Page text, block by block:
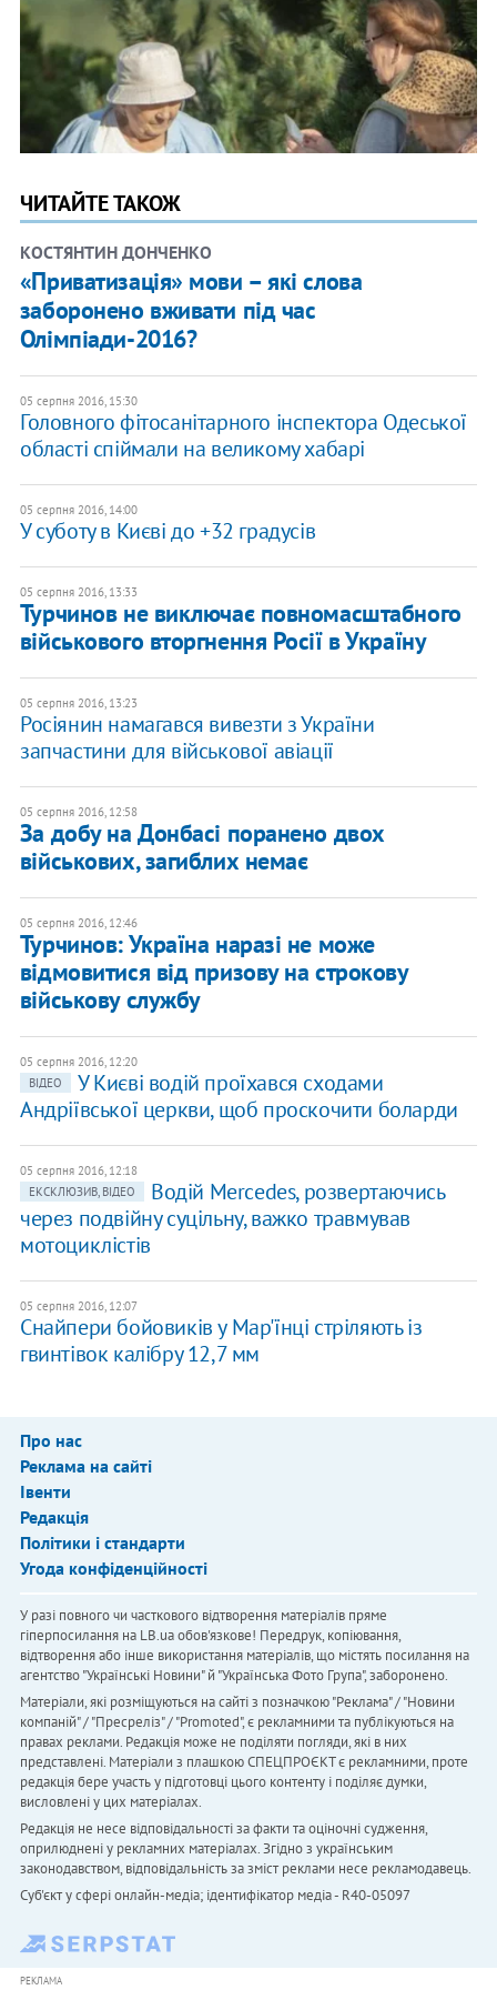
ЧИТАЙТЕ ТАКОЖ
КОСТЯНТИН ДОНЧЕНКО
«Приватизація» мови – які слова
заборонено вживати під час
Олімпіади-2016?
05 серпня 2016, 15:30
Головного фітосанітарного інспектора Одеської
області спіймали на великому хабарі
05 серпня 2016, 14:00
У суботу в Києві до +32 градусів
05 серпня 2016, 13:33
Турчинов не виключає повномасштабного
військового вторгнення Росії в Україну
05 серпня 2016, 13:23
Росіянин намагався вивезти з України
запчастини для військової авіації
05 серпня 2016, 12:58
За добу на Донбасі поранено двох
військових, загиблих немає
05 серпня 2016, 12:46
Турчинов: Україна наразі не може
відмовитися від призову на строкову
військову службу
05 серпня 2016, 12:20
ВІДЕО
У Києві водій проїхався сходами
Андріївської церкви, щоб проскочити боларди
05 серпня 2016, 12:18
ЕКСКЛЮЗИВ, ВІДЕО
Водій Mercedes, розвертаючись
через подвійну суцільну, важко травмував
мотоциклістів
05 серпня 2016, 12:07
Снайпери бойовиків у Мар'їнці стріляють із
гвинтівок калібру 12,7 мм
Про нас
Реклама на сайті
Івенти
Редакція
Політики і стандарти
Угода конфіденційності
У разі повного чи часткового відтворення матеріалів пряме
гіперпосилання на LB.ua обов'язкове! Передрук, копіювання,
відтворення або інше використання матеріалів, що містять посилання на
агентство "Українськi Новини" й "Українська Фото Група", заборонено.
Матеріали, які розміщуються на сайті з позначкою "Реклама" / "Новини
компаній" / "Пресреліз" / "Promoted", є рекламними та публікуються на
правах реклами. Редакція може не поділяти погляди, які в них
представлені. Матеріали з плашкою СПЕЦПРОЄКТ є рекламними, проте
редакція бере участь у підготовці цього контенту і поділяє думки,
висловлені у цих матеріалах.
Редакція не несе відповідальності за факти та оціночні судження,
оприлюднені у рекламних матеріалах. Згідно з українським
законодавством, відповідальність за зміст реклами несе рекламодавець.
Cуб'єкт у сфері онлайн-медіа; ідентифікатор медіа - R40-05097
РЕКЛАМА